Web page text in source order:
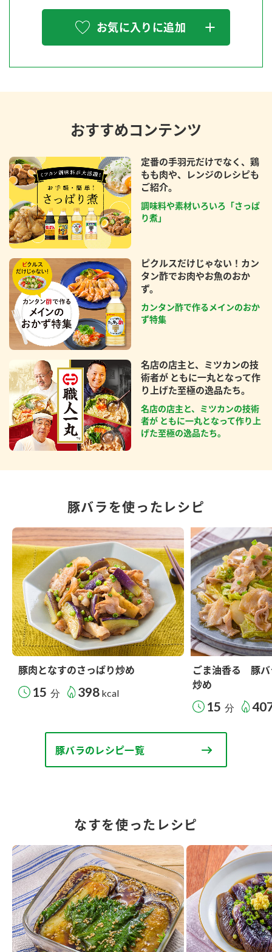
お気に入りに追加
おすすめコンテンツ
定番の手羽元だけでなく、鶏
もも肉や、レンジのレシピも
ご紹介。
調味料や素材いろいろ「さっぱ
り煮」
ピクルスだけじゃない！カン
タン酢でお肉やお魚のおか
ず。
カンタン酢で作るメインのおか
ず特集
名店の店主と、ミツカンの技
術者が ともに一丸となって作
り上げた至極の逸品たち。
名店の店主と、ミツカンの技術
者が ともに一丸となって作り上
げた至極の逸品たち。
豚バラを使ったレシピ
豚肉となすのさっぱり炒め
15 分 398 kcal
ごま油香る 豚バ
炒め
15 分
豚バラのレシピ一覧
なすを使ったレシピ